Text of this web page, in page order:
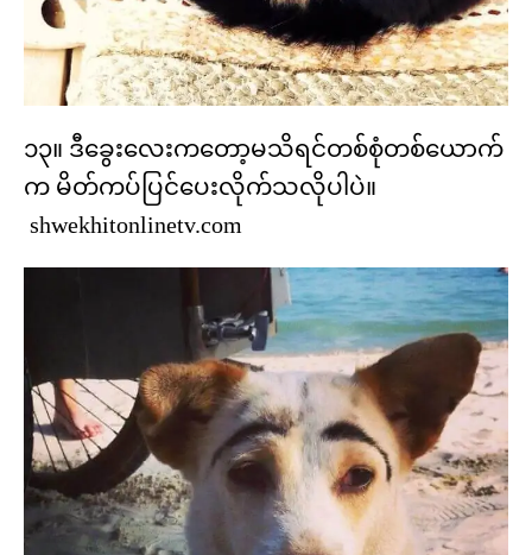
၁၃။ ဒီခွေးလေးကတော့မသိရင်တစ်စုံတစ်ယောက်
က မိတ်ကပ်ပြင်ပေးလိုက်သလိုပါပဲ။
shwekhitonlinetv.com